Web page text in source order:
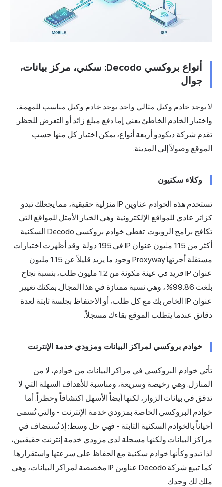
أنواع بروكسي Decodo: سكني، مركز بيانات،
جوال
لا يوجد خادم وكيل مثالي واحد. يوجد خادم وكيل مناسب للمهمة،
واختيار الخادم الخاطئ يعني إما دفع مبلغ زائد أو التعرض للحظر.
تقدم شركة ديكودو أربعة أنواع، يمكن اختيار كل منها حسب
الموقع وصولاً إلى المدينة.
وكلاء سكنيون
تستخدم هذه الخوادم عناوين IP منزلية حقيقية، مما يجعلك تبدو
كزائر عادي للمواقع الإلكترونية. وهي الخيار الأمثل للمواقع التي
تكافح برامج الروبوت. تغطي خوادم بروكسي Decodo السكنية
أكثر من 115 مليون عنوان IP في 195 دولة. وقد أظهرت اختبارات
مستقلة أجرتها Proxyway وجود ما يزيد قليلاً عن 1.15 مليون
عنوان IP فريد في عينة مكونة من 1.2 مليون طلب، بنسبة نجاح
بلغت 99.86%
، وهي نسبة ممتازة في هذا المجال. يمكنك تغيير
عنوان IP الخاص بك مع كل طلب، أو الاحتفاظ بجلسة ثابتة لعدة
دقائق عندما يتطلب الموقع بقاءك مسجلاً.
خوادم بروكسي لمراكز البيانات ومزودي خدمة الإنترنت
تأتي خوادم البروكسي في مراكز البيانات من خوادم، لا من
المنازل. وهي رخيصة وسريعة، ومناسبة للأهداف السهلة التي لا
تدقق في بيانات الزوار، لكنها أيضاً الأسهل اكتشافاً وحظراً. أما
خوادم البروكسي الخاصة بمزودي خدمة الإنترنت - والتي تُسمى
أحياناً بالخوادم السكنية الثابتة - فهي حل وسط: إذ تُستضاف في
مراكز البيانات ولكنها مسجلة لدى مزودي خدمة إنترنت حقيقيين،
لذا تبدو وكأنها خوادم سكنية مع الحفاظ على سرعتها واستقرارها.
كما تبيع شركة Decodo عناوين IP مخصصة لمراكز البيانات، وهي
ملك لك وحدك.